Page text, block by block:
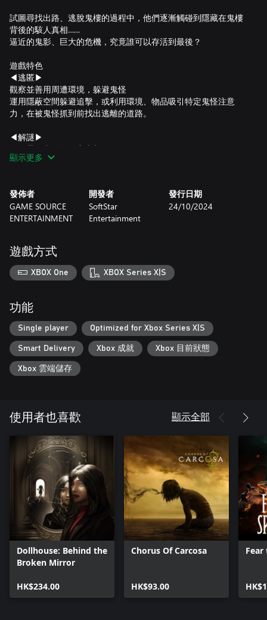
試圖尋找出路、逃脫鬼樓的過程中，他們逐漸觸碰到隱藏在鬼樓
背後的駭人真相……
逼近的鬼影、巨大的危機，究竟誰可以存活到最後？
遊戲特色
◀逃匿▶
觀察並善用周遭環境，躲避鬼怪
運用隱蔽空間躲避追擊，或利用環境、物品吸引特定鬼怪注意
力，在被鬼怪抓到前找出逃離的道路。
◀解謎▶
解開靈異事件的秘密真相
破解機關、謎題，找出隱藏在各大神秘事件背後的真相，拼湊出
◀探查▶
校園四處探索，收集各種任務道具
探索環境獲得關鍵物品與資訊，找出隱藏在各處的蛛絲馬跡，逐
◀生動演出▶
各有特色、形象鮮明的角色與鬼怪，藉由生動豐富的演出，創造
兼具搞笑與驚悚的獨特恐怖感官體驗。
校的特色建築、生活場景，
以第一人稱視角穿梭其中，切身感受令人毛骨悚然的校園恐怖。
顯示更多
發佈者
GAME SOURCE
ENTERTAINMENT
開發者
SoftStar
Entertainment
發行日期
24/10/2024
遊戲方式
XBOX One XBOX Series X|S
功能
Single player Optimized for Xbox Series X|S
Smart Delivery Xbox 成就 Xbox 目前狀態
Xbox 雲端儲存
使用者也喜歡 顯示全部
Dollhouse: Behind the
Broken Mirror
HK$234.00
Chorus Of Carcosa
HK$93.00